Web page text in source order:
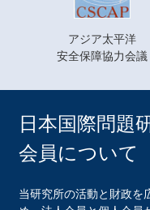
アジア太平洋
安全保障協力会議
日本国際問題
会員について
当研究所の活動と財政を